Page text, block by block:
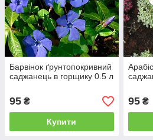
Барвінок ґрунтопокривний
саджанець в горщику 0.5 л
95 ₴
Купити
95₴